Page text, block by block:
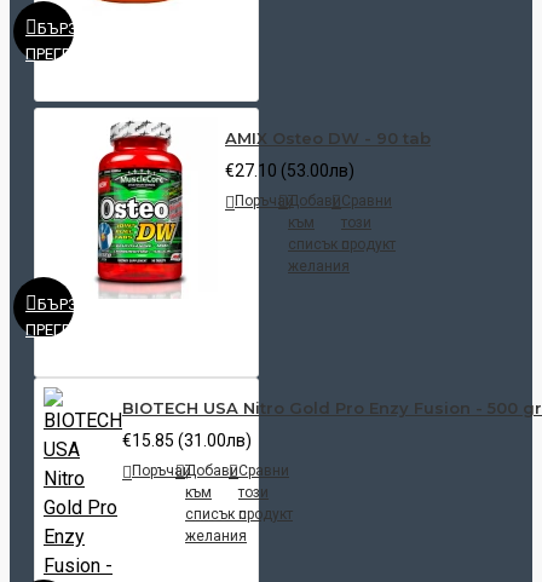
БЪРЗ
ПРЕГЛЕД
БЪРЗ
ПРЕГЛЕД
AMIX Osteo DW - 90 tab
€27.10 (53.00лв)
ПоръчайДобави
към
списък с
желания
Сравни
този
продукт
BIOTECH USA Nitro Gold Pro Enzy Fusion - 500 gr
€15.85 (31.00лв)
ПоръчайДобави
към
списък с
желания
Сравни
този
продукт